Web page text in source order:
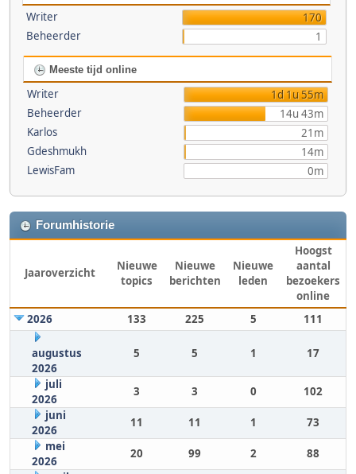
Writer
170
Beheerder
1
Meeste tijd online
Writer
1d 1u 55m
Beheerder
14u 43m
Karlos
21m
Gdeshmukh
14m
LewisFam
0m
Forumhistorie
Jaaroverzicht
Nieuwe
topics
Nieuwe
berichten
Nieuwe
leden
Hoogst
aantal
bezoekers
online
2026
133 225 5 111
augustus
2026
5 5 1 17
juli
2026
3 3 0
102
juni
2026
11 11 1
73
mei
2026
20 99 2
88